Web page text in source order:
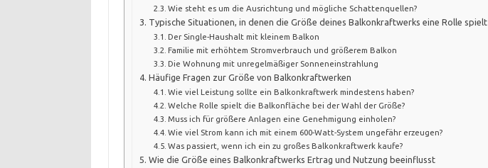
Wie steht es um die Ausrichtung und mögliche Schattenquellen?
Typische Situationen, in denen die Größe deines Balkonkraftwerks eine Rolle spielt
Der Single-Haushalt mit kleinem Balkon
Familie mit erhöhtem Stromverbrauch und größerem Balkon
Die Wohnung mit unregelmäßiger Sonneneinstrahlung
Häufige Fragen zur Größe von Balkonkraftwerken
Wie viel Leistung sollte ein Balkonkraftwerk mindestens haben?
Welche Rolle spielt die Balkonfläche bei der Wahl der Größe?
Muss ich für größere Anlagen eine Genehmigung einholen?
Wie viel Strom kann ich mit einem 600-Watt-System ungefähr erzeugen?
Was passiert, wenn ich ein zu großes Balkonkraftwerk kaufe?
Wie die Größe eines Balkonkraftwerks Ertrag und Nutzung beeinflusst